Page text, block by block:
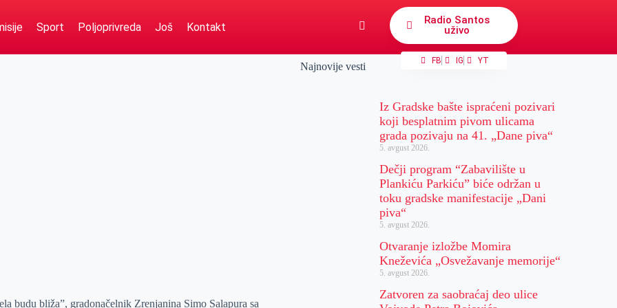
Sport Poljoprivreda Još Kontakt
Radio Santos
uživo
FB IG YT
budu bliža”, gradonačelnik Zrenjanina Simo Salapura sa
Najnovije vesti
Iz Gradske bašte ispraćeni pozivari
koji besplatnim pivom ulicama
grada pozivaju na 41. „Dane piva“
5. avgust 2026.
Dečji program “Zabavilište u
Plankiću Parkiću” biće održan u
toku gradske manifestacije „Dani
piva“
5. avgust 2026.
Otvaranje izložbe Momira
Kneževića „Osvežavanje memorije“
5. avgust 2026.
Zatvoren za saobraćaj deo ulice